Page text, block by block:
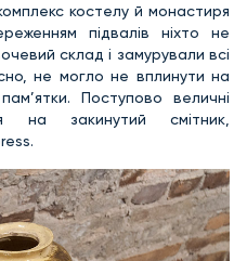
костелу й монастиря
підвалів ніхто не
склад і замурували всі
не могло не вплинути на
Поступово величні
на закинутий смітник,